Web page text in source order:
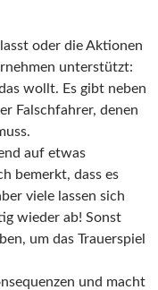
oder die Aktionen
unterstützt:
wollt. Es gibt neben
Falschfahrer, denen
auf etwas
bemerkt, dass es
viele lassen sich
wieder ab! Sonst
um das Trauerspiel
und macht